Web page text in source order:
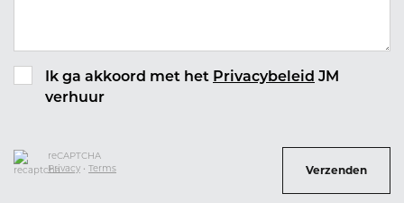
Ik ga akkoord met het Privacybeleid JM
verhuur
reCAPTCHA
Privacy • Terms Verzenden